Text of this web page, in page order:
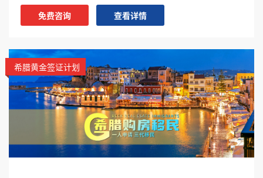
免费咨询
查看详情
希腊黄金签证计划